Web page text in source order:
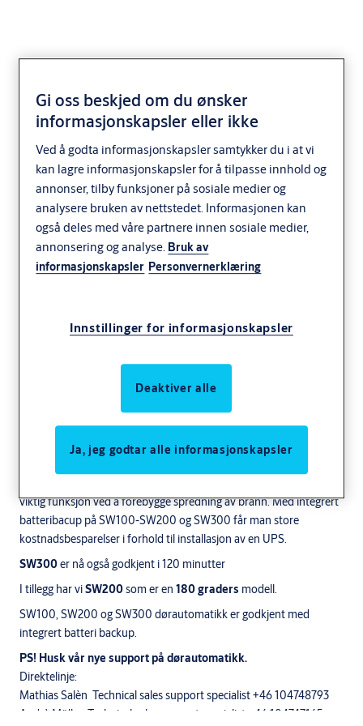
Slagdørsautomatikk
SW100, SW200 og SW300.
Slagdørsautomatikk benyttes for åpning og lukking av dører inne,
viktig funksjon ved å forebygge spredning av brann. Med integrert
batteribacup på SW100-SW200 og SW300 får man store
kostnadsbesparelser i forhold til installasjon av en UPS.
SW300er nå også godkjent i 120 minutter
I tillegg har viSW200som er en 180 graders modell.
SW100, SW200 og SW300 dørautomatikk er godkjent med
integrert batteri backup.
PS! Husk vår nye support på dørautomatikk.
Direktelinje:
Mathias Salèn Technical sales support specialist +46 104748793
Andrè Möller Technical sales support specialist +46 104747165
Gi oss beskjed om du ønsker
informasjonskapsler eller ikke
Ved å godta informasjonskapsler samtykker du i at vi
kan lagre informasjonskapsler for å tilpasse innhold og
annonser, tilby funksjoner på sosiale medier og
analysere bruken av nettstedet. Informasjonen kan
også deles med våre partnere innen sosiale medier,
annonsering og analyse. Bruk av
informasjonskapsler Personvernerklæring
Innstillinger for informasjonskapsler
Deaktiver alle
Ja, jeg godtar alle informasjonskapsler